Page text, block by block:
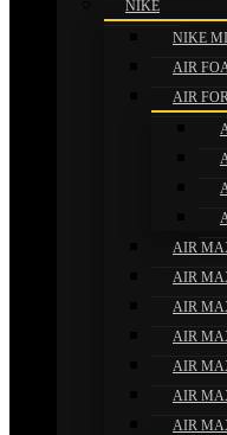
NIKE
NIKE
AIR
AIR
AIR
AIR
AIR
AIR
AIR
AIR
AIR